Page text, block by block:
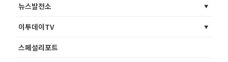
뉴스발전소
이투데이TV
스페셜리포트